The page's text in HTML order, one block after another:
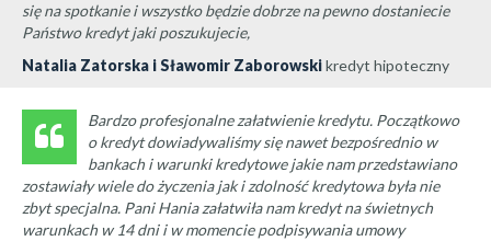
się na spotkanie i wszystko będzie dobrze na pewno dostaniecie
Państwo kredyt jaki poszukujecie,
Natalia Zatorska i Sławomir Zaborowskikredyt hipoteczny
Bardzo profesjonalne załatwienie kredytu. Początkowo
o kredyt dowiadywaliśmy się nawet bezpośrednio w
bankach i warunki kredytowe jakie nam przedstawiano
zostawiały wiele do życzenia jak i zdolność kredytowa była nie
zbyt specjalna. Pani Hania załatwiła nam kredyt na świetnych
warunkach w 14 dni i w momencie podpisywania umowy